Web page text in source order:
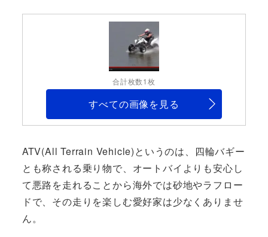
合計枚数1枚
すべての画像を見る
ATV(All Terrain Vehicle)というのは、四輪バギー
とも称される乗り物で、オートバイよりも安心し
て悪路を走れることから海外では砂地やラフロー
ドで、その走りを楽しむ愛好家は少なくありませ
ん。